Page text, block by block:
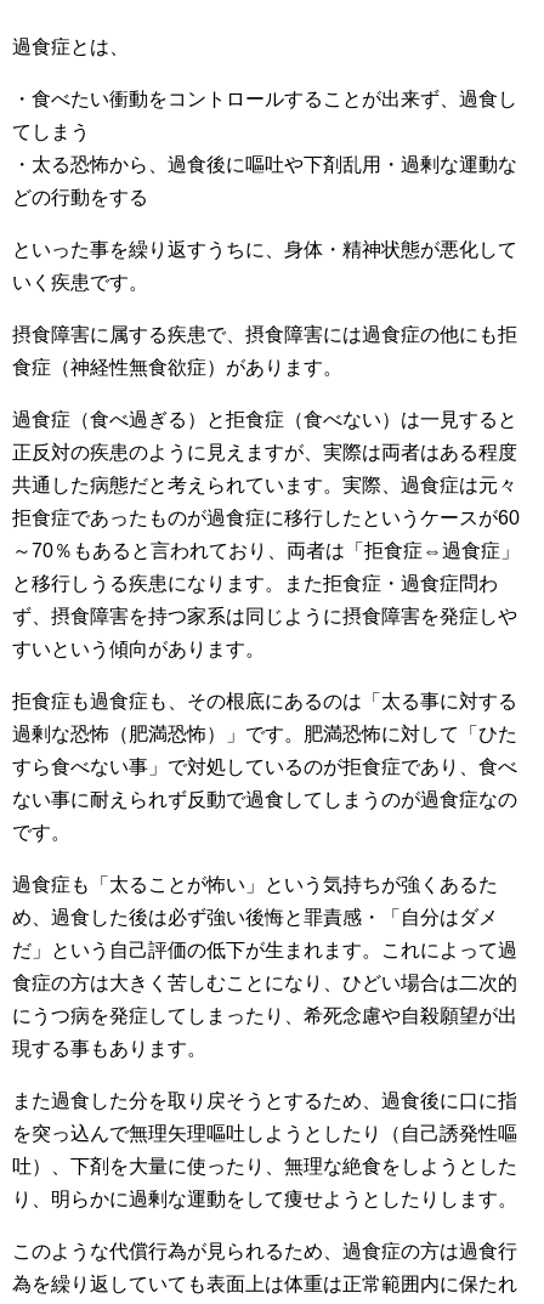
過食症とは、
・食べたい衝動をコントロールすることが出来ず、過食し
てしまう
・太る恐怖から、過食後に嘔吐や下剤乱用・過剰な運動な
どの行動をする
といった事を繰り返すうちに、身体・精神状態が悪化して
いく疾患です。
摂食障害に属する疾患で、摂食障害には過食症の他にも拒
食症（神経性無食欲症）があります。
過食症（食べ過ぎる）と拒食症（食べない）は一見すると
正反対の疾患のように見えますが、実際は両者はある程度
共通した病態だと考えられています。実際、過食症は元々
拒食症であったものが過食症に移行したというケースが60
～70％もあると言われており、両者は「拒食症⇔過食症」
と移行しうる疾患になります。また拒食症・過食症問わ
ず、摂食障害を持つ家系は同じように摂食障害を発症しや
すいという傾向があります。
拒食症も過食症も、その根底にあるのは「太る事に対する
過剰な恐怖（肥満恐怖）」です。肥満恐怖に対して「ひた
すら食べない事」で対処しているのが拒食症であり、食べ
ない事に耐えられず反動で過食してしまうのが過食症なの
です。
過食症も「太ることが怖い」という気持ちが強くあるた
め、過食した後は必ず強い後悔と罪責感・「自分はダメ
だ」という自己評価の低下が生まれます。これによって過
食症の方は大きく苦しむことになり、ひどい場合は二次的
にうつ病を発症してしまったり、希死念慮や自殺願望が出
現する事もあります。
また過食した分を取り戻そうとするため、過食後に口に指
を突っ込んで無理矢理嘔吐しようとしたり（自己誘発性嘔
吐）、下剤を大量に使ったり、無理な絶食をしようとした
り、明らかに過剰な運動をして痩せようとしたりします。
このような代償行為が見られるため、過食症の方は過食行
為を繰り返していても表面上は体重は正常範囲内に保たれ